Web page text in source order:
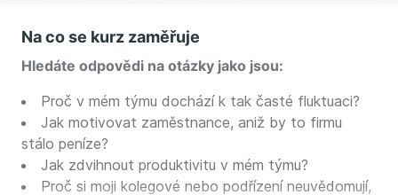
Na co se kurz zaměřuje
Hledáte odpovědi na otázky jako jsou:
Proč v mém týmu dochází k tak časté fluktuaci?
Jak motivovat zaměstnance, aniž by to firmu
stálo peníze?
Jak zdvihnout produktivitu v mém týmu?
Proč si moji kolegové nebo podřízení neuvědomují,